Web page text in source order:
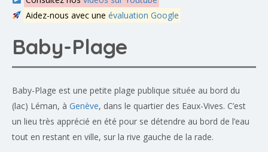
Aidez-nous avec une évaluation Google
Baby-Plage
Baby-Plage est une petite plage publique située au bord du
(lac) Léman, à Genève, dans le quartier des Eaux-Vives. C’est
un lieu très apprécié en été pour se détendre au bord de l’eau
tout en restant en ville, sur la rive gauche de la rade.